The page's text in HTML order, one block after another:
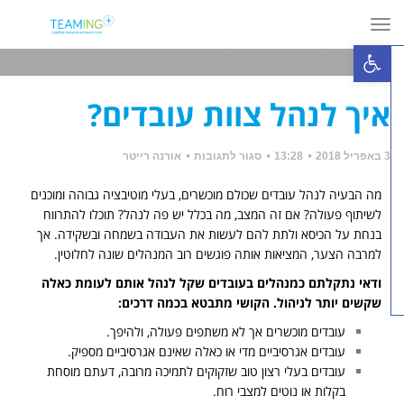
פתח סרגל נגישות
תפריט
איך לנהל צוות עובדים?
איך לנהל צוות עובדים?
13:28 סגור לתגובות אורנה רייטר
מה הבעיה לנהל עובדים שכולם מוכשרים, בעלי מוטיבציה גבוהה ומוכנים
לשיתוף פעולה? אם זה המצב, מה בכלל יש פה לנהל? תוכלו להתרווח
בנחת על הכיסא ולתת להם לעשות את העבודה בשמחה ובשקידה. אך
למרבה הצער, המציאות אותה פוגשים רוב המנהלים שונה לחלוטין.
ודאי נתקלתם כמנהלים בעובדים שקל לנהל אותם לעומת כאלה
שקשים יותר לניהול. הקושי מתבטא בכמה דרכים:
עובדים מוכשרים אך לא משתפים פעולה, ולהיפך.
עובדים אגרסיביים מדי או כאלה שאינם אגרסיביים מספיק.
עובדים בעלי רצון טוב שזקוקים לתמיכה מרובה, דעתם מוסחת
בקלות או נוטים למצבי רוח.